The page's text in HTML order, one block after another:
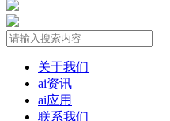
关于我们
ai资讯
ai应用
联系我们